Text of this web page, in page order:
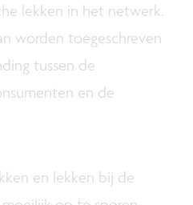
lekken in het netwerk.
worden toegeschreven
tussen de
en de
en lekken bij de